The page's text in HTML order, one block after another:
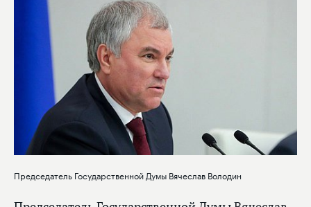
Председатель Государственной Думы Вячеслав Володин